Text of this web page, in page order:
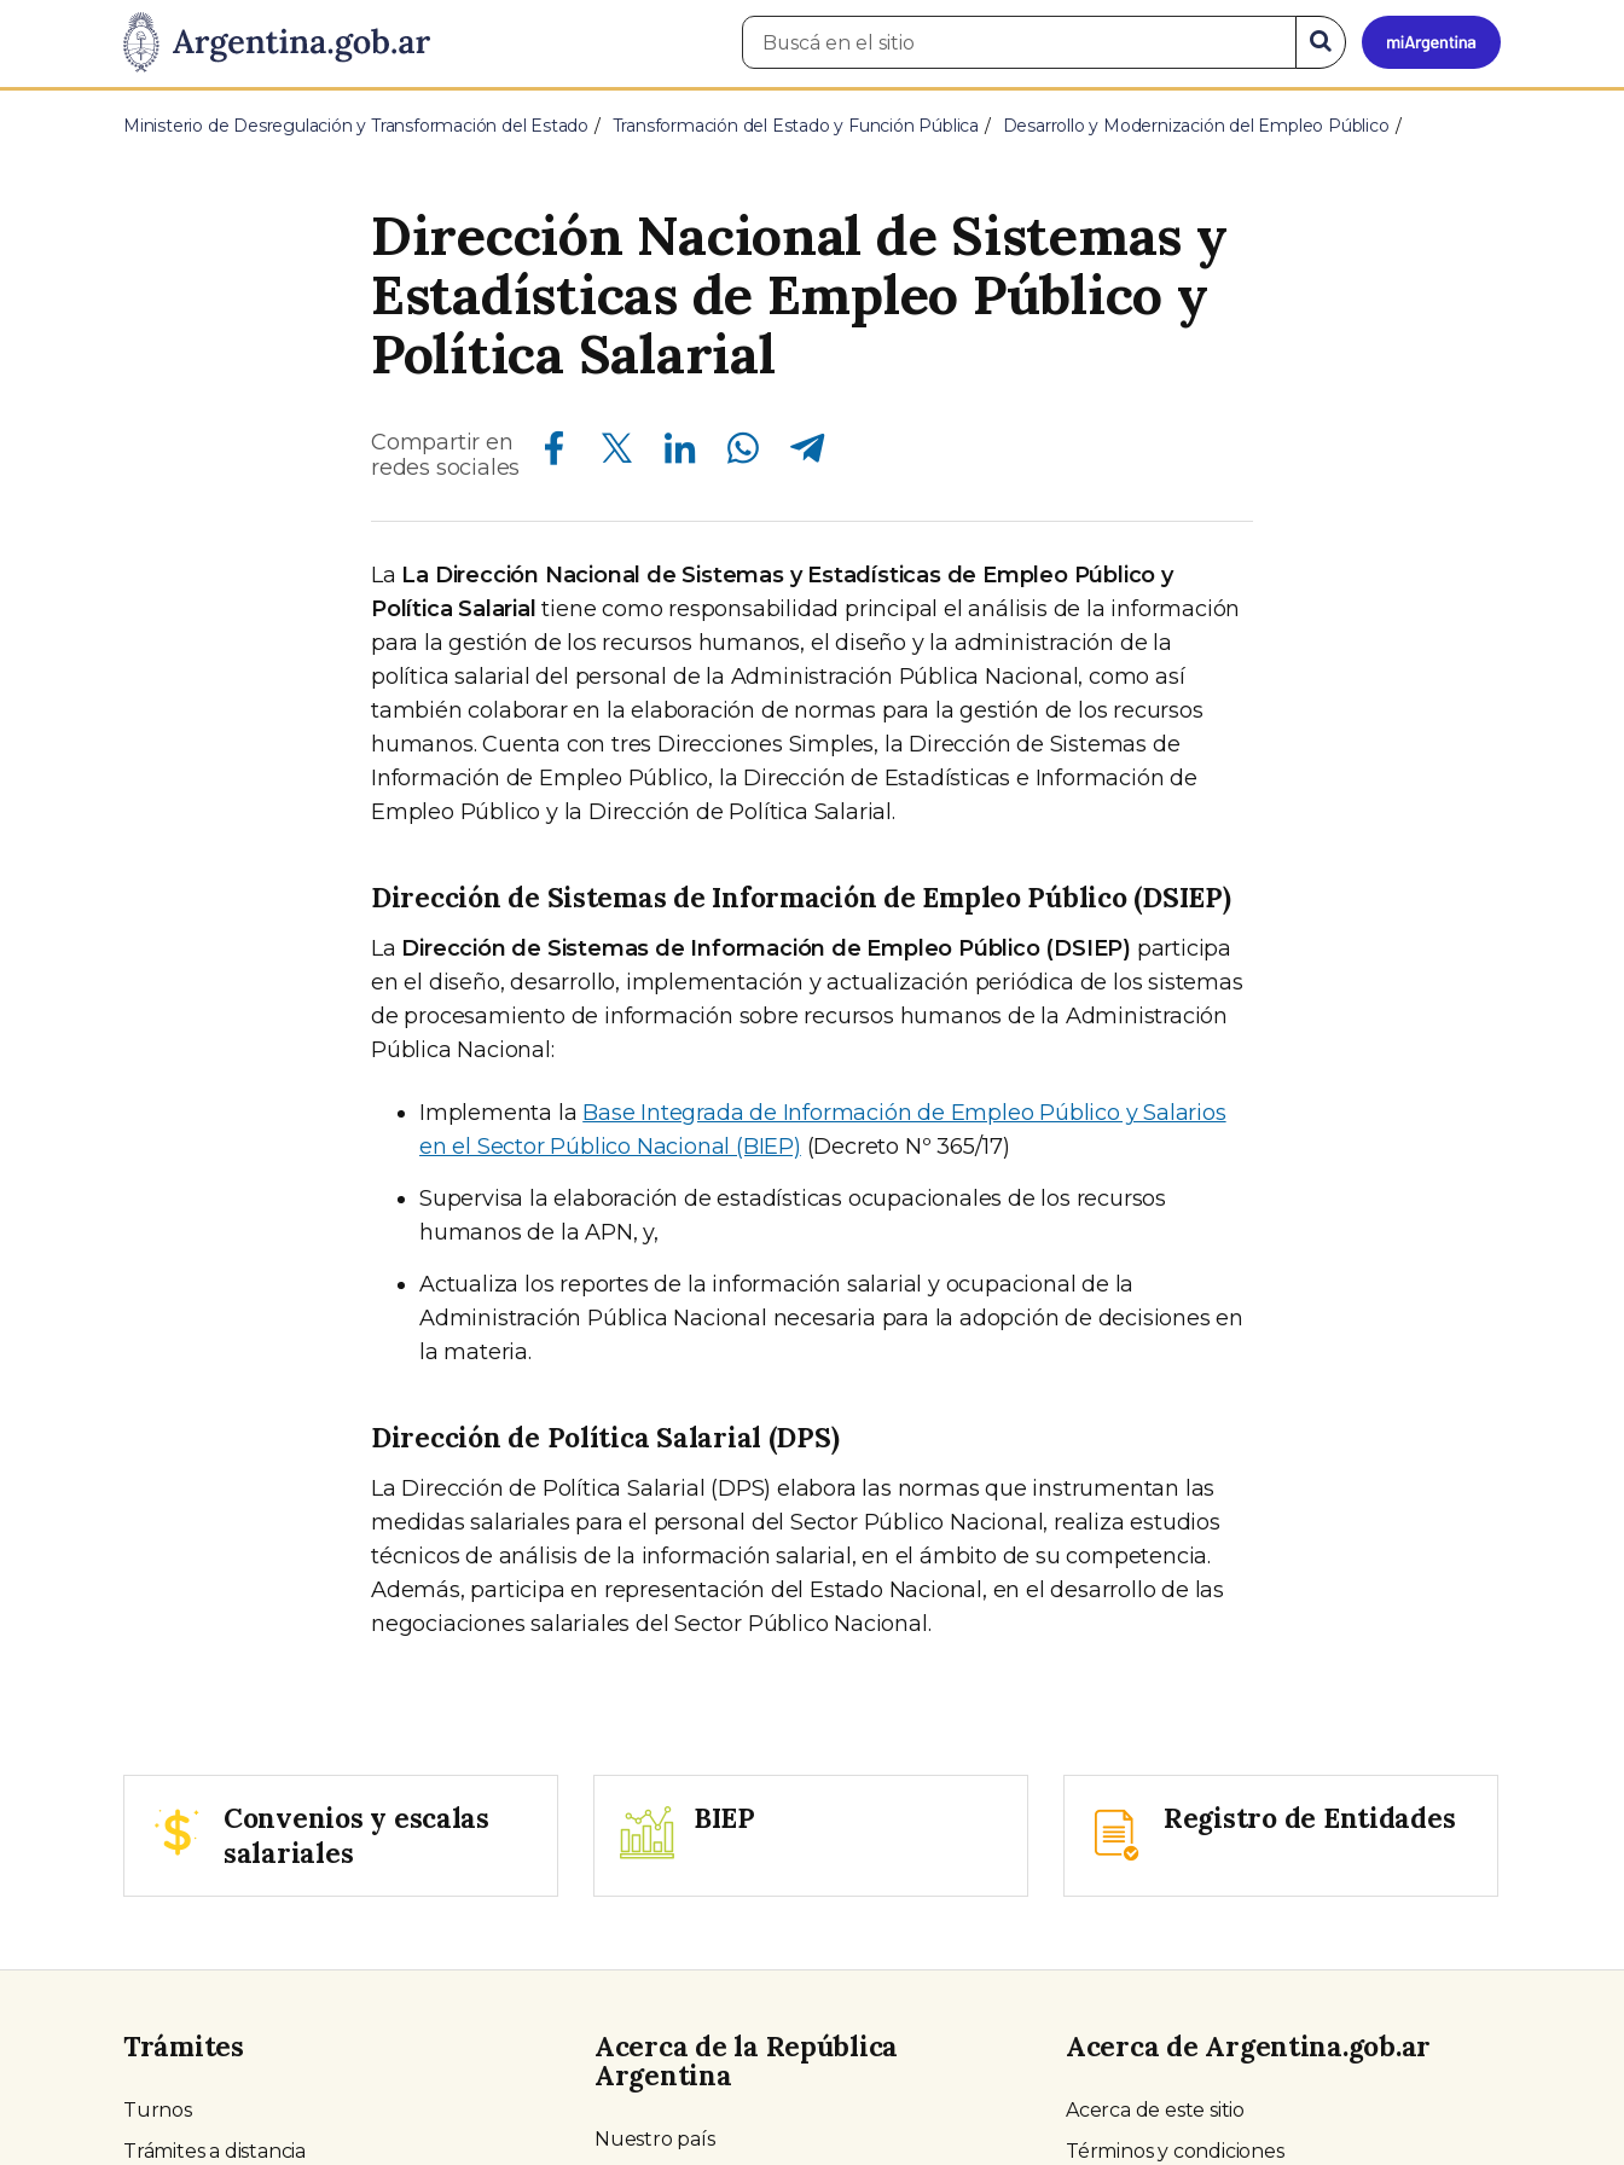
Presidencia
de
Pasar al contenido principal
Mi
Buscar
en
Buscar
en
el
sitio
Ministerio de Desregulación y Transformación del Estado Transformación del Estado y Función Pública Desarrollo y Modernización del Empleo Público
Dirección Nacional de Sistemas y
Estadísticas de Empleo Público y
Política Salarial
Compartir en
redes sociales
Compartir en Facebook Compartir en Twitter Compartir en Linkedin Compartir en Whatsapp Compartir en Telegram
La La Dirección Nacional de Sistemas y Estadísticas de Empleo Público y
Política Salarial tiene como responsabilidad principal el análisis de la información
para la gestión de los recursos humanos, el diseño y la administración de la
política salarial del personal de la Administración Pública Nacional, como así
también colaborar en la elaboración de normas para la gestión de los recursos
humanos. Cuenta con tres Direcciones Simples, la Dirección de Sistemas de
Información de Empleo Público, la Dirección de Estadísticas e Información de
Empleo Público y la Dirección de Política Salarial.
Dirección de Sistemas de Información de Empleo Público (DSIEP)
La Dirección de Sistemas de Información de Empleo Público (DSIEP) participa
en el diseño, desarrollo, implementación y actualización periódica de los sistemas
de procesamiento de información sobre recursos humanos de la Administración
Pública Nacional:
Implementa la Base Integrada de Información de Empleo Público y Salarios
en el Sector Público Nacional (BIEP) (Decreto Nº 365/17)
Supervisa la elaboración de estadísticas ocupacionales de los recursos
humanos de la APN, y,
Actualiza los reportes de la información salarial y ocupacional de la
Administración Pública Nacional necesaria para la adopción de decisiones en
la materia.
Dirección de Política Salarial (DPS)
La Dirección de Política Salarial (DPS) elabora las normas que instrumentan las
medidas salariales para el personal del Sector Público Nacional, realiza estudios
técnicos de análisis de la información salarial, en el ámbito de su competencia.
Además, participa en representación del Estado Nacional, en el desarrollo de las
negociaciones salariales del Sector Público Nacional.
Convenios y escalas
salariales
BIEP Registro de Entidades
Trámites
Turnos
Trámites a distancia
Acerca de la República
Argentina
Nuestro país
Acerca de Argentina.gob.ar
Acerca de este sitio
Términos y condiciones